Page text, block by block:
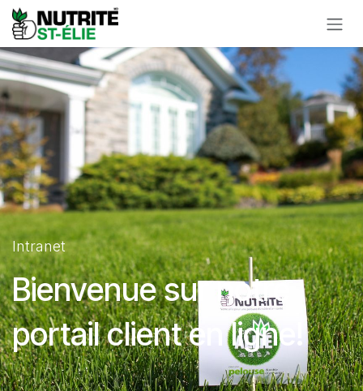
Se rendre au contenu
Intranet
Bienvenue sur notre
portail client en ligne!